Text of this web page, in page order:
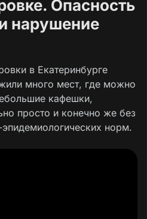
Опасность
нарушение
в Екатеринбурге
много мест, где можно
кафешки,
просто и конечно же без
норм.